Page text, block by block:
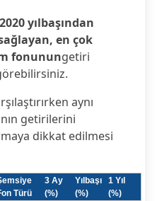
2020 yılbaşından
en çok
fonunungetiri
aynı
getirilerini
dikkat edilmesi
Türü
3 Ay
(%)
Yılbaşı
(%)
1 Yıl
(%)